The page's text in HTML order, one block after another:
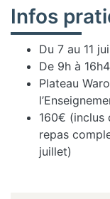
Infos
Du 7 au 11
De 9h à
Plateau
160€ (inclus
repas
juillet)